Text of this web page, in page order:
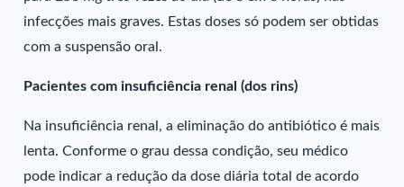
infecções mais graves. Estas doses só podem ser obtidas
com a suspensão oral.
Pacientes com insuficiência renal (dos rins)
Na insuficiência renal, a eliminação do antibiótico é mais
lenta. Conforme o grau dessa condição, seu médico
pode indicar a redução da dose diária total de acordo